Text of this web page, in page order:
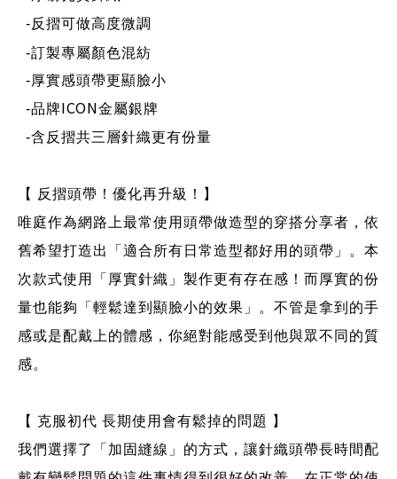
-反摺可做高度微調
-訂製專屬顏色混紡
-厚實感頭帶更顯臉小
-品牌ICON金屬銀牌
-含反摺共三層針織更有份量
【 反摺頭帶！優化再升級！】
唯庭作為網路上最常使用頭帶做造型的穿搭分享者，依
舊希望打造出「適合所有日常造型都好用的頭帶」。本
次款式使用「厚實針織」製作更有存在感！而厚實的份
量也能夠「輕鬆達到顯臉小的效果」。不管是拿到的手
感或是配戴上的體感，你絕對能感受到他與眾不同的質
感。
【 克服初代 長期使用會有鬆掉的問題 】
我們選擇了「加固縫線」的方式，讓針織頭帶長時間配